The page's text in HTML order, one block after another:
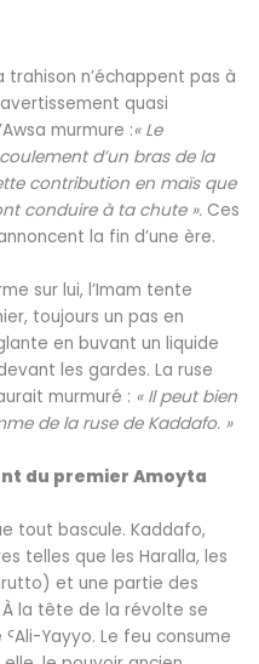
n’échappent pas à
avertissement quasi
murmure :« Le
d’un bras de la
contribution en maïs que
conduire à ta chute ». Ces
la fin d’une ère.
sur lui, l’Imam tente
toujours un pas en
en buvant un liquide
les gardes. La ruse
murmuré : « Il peut bien
de la ruse de Kaddafo. »
du premier Amoyta
tout bascule. Kaddafo,
telles que les Haralla, les
et une partie des
À la tête de la révolte se
ꜤAli-Yayyo. Le feu consume